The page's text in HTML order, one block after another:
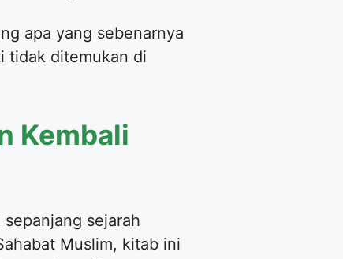
apa yang sebenarnya
tidak ditemukan di
Kembali
sejarah
Muslim, kitab ini